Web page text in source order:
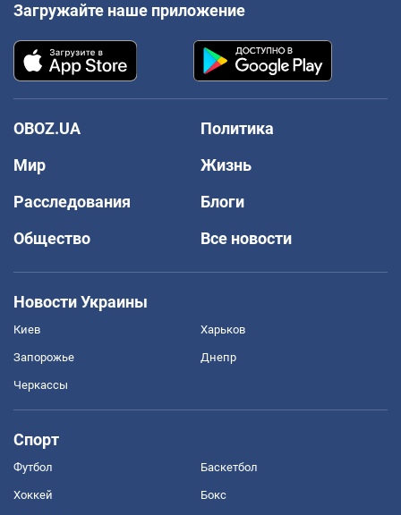
Загружайте наше приложение
OBOZ.UA
Политика
Мир
Жизнь
Расследования
Блоги
Общество
Все новости
Новости Украины
Киев Харьков
Запорожье Днепр
Черкассы
Спорт
Футбол Баскетбол
Хоккей Бокс